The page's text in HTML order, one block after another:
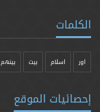
الكلمات
اور اسلام بیت بينهم
إحصائيات الموقع